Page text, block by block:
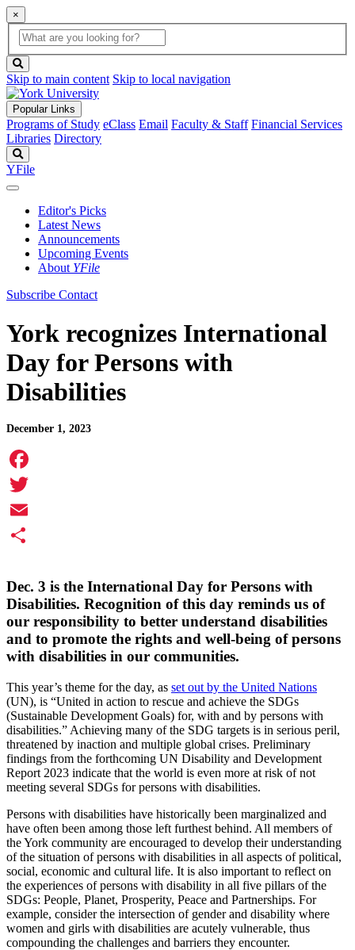
×
Global
Search
search
box
button
Skip to main content Skip to local navigation
Popular Links
Programs of Study eClass Email Faculty & Staff Financial Services
Libraries Directory
YFile
Editor's Picks
Latest News
Announcements
Upcoming Events
About YFile
Subscribe Contact
York recognizes International
Day for Persons with
Disabilities
December 1, 2023
Facebook
Twitter
Email
Dec. 3 is the International Day for Persons with
Disabilities. Recognition of this day reminds us of
our responsibility to better understand disabilities
and to promote the rights and well-being of persons
with disabilities in our communities.
This year’s theme for the day, as set out by the United Nations
(UN), is “United in action to rescue and achieve the SDGs
(Sustainable Development Goals) for, with and by persons with
disabilities.” Achieving many of the SDG targets is in serious peril,
threatened by inaction and multiple global crises. Preliminary
findings from the forthcoming UN Disability and Development
Report 2023 indicate that the world is even more at risk of not
meeting several SDGs for persons with disabilities.
Persons with disabilities have historically been marginalized and
have often been among those left furthest behind. All members of
the York community are encouraged to develop their understanding
of the situation of persons with disabilities in all aspects of political,
social, economic and cultural life. It is also important to reflect on
the experiences of persons with disability in all five pillars of the
SDGs: People, Planet, Prosperity, Peace and Partnerships. For
example, consider the intersection of gender and disability where
women and girls with disabilities are acutely vulnerable, thus
compounding the challenges and barriers they encounter.